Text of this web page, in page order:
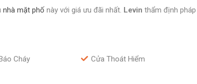
nhà mặt phố này với giá ưu đãi nhất. Levin thẩm định pháp
Cháy Cửa Thoát Hiểm